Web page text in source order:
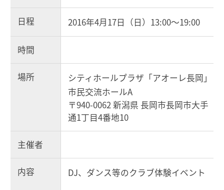
日程 2016年4月17日（日）13:00～19:00
時間
場所
シティホールプラザ「アオーレ長岡」
市民交流ホールA
〒940-0062 新潟県 長岡市長岡市大手
通1丁目4番地10
主催者
内容 DJ、ダンス等のクラブ体験イベント